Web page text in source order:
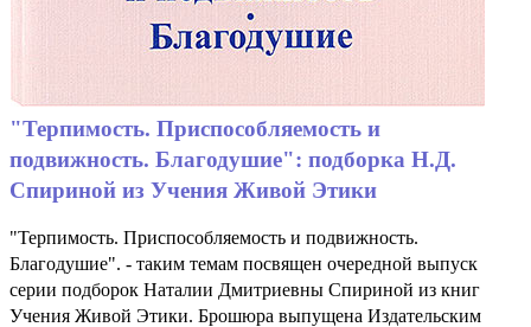
"Терпимость. Приспособляемость и
подвижность. Благодушие": подборка Н.Д.
Спириной из Учения Живой Этики
"Терпимость. Приспособляемость и подвижность.
Благодушие". - таким темам посвящен очередной выпуск
серии подборок Наталии Дмитриевны Спириной из книг
Учения Живой Этики. Брошюра выпущена Издательским